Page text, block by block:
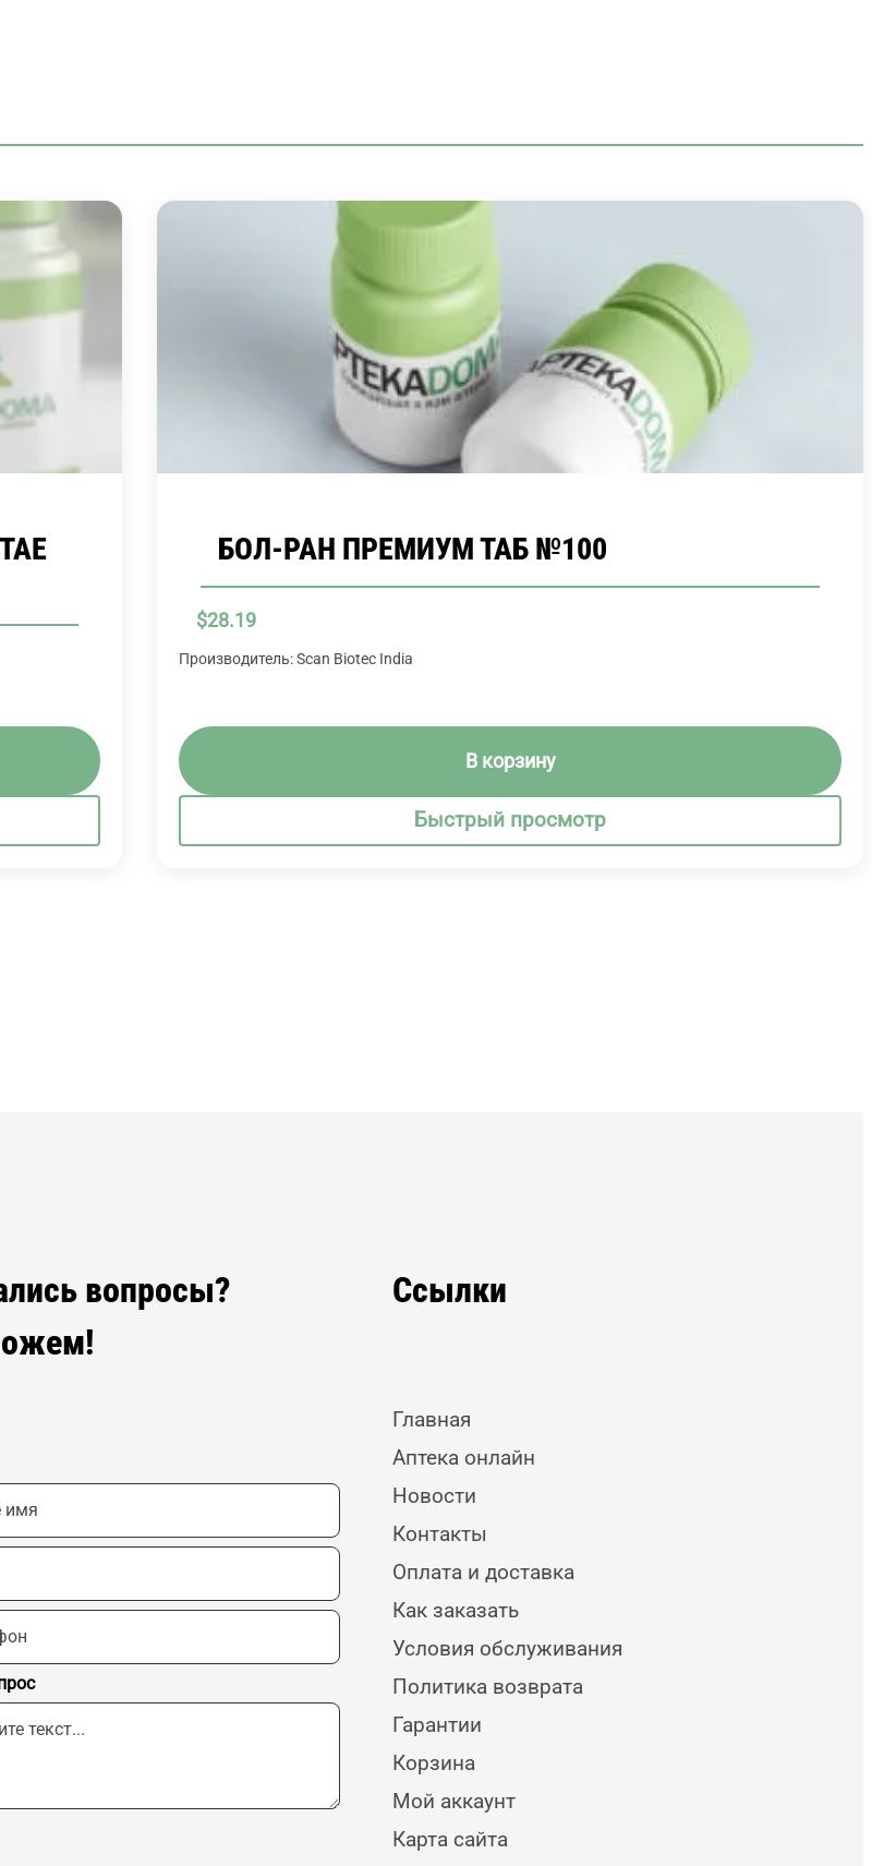
БОЛ-РАН ПРЕМИУМ ТАБ №100
$28.19
Производитель: Scan Biotec India
В корзину
Быстрый просмотр
вопросы?
Ссылки
Главная
Аптека онлайн
Новости
Контакты
Оплата и доставка
Как заказать
Условия обслуживания
Политика возврата
Гарантии
Корзина
Мой аккаунт
Карта сайта